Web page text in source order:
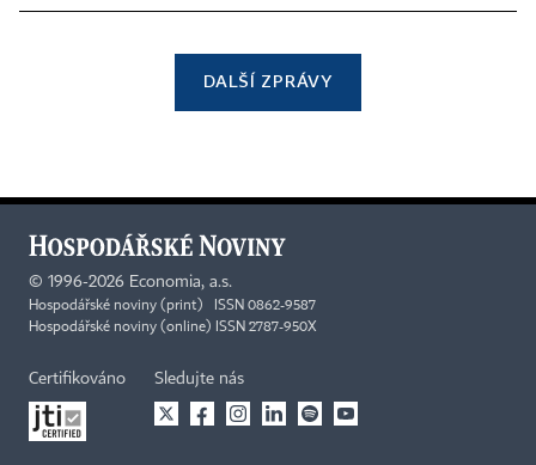
DALŠÍ ZPRÁVY
© 1996-2026 Economia, a.s.
Hospodářské noviny (print) ISSN 0862-9587
Hospodářské noviny (online) ISSN 2787-950X
Certifikováno Sledujte nás